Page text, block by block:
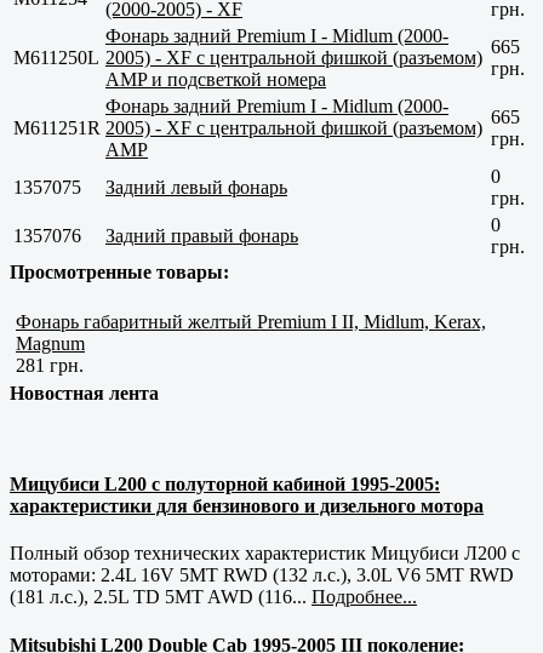
(2000-2005) - XF
грн.
M611250L
Фонарь задний Premium I - Midlum (2000-
2005) - XF с центральной фишкой (разъемом)
AMP и подсветкой номера
665
грн.
M611251R
Фонарь задний Premium I - Midlum (2000-
2005) - XF с центральной фишкой (разъемом)
AMP
665
грн.
1357075 Задний левый фонарь
0
грн.
1357076
Задний правый фонарь
0
грн.
Просмотренные товары:
Фонарь габаритный желтый Premium I II, Midlum, Kerax,
Magnum
281 грн.
Новостная лента
Мицубиси L200 с полуторной кабиной 1995-2005:
характеристики для бензинового и дизельного мотора
Полный обзор технических характеристик Мицубиси Л200 с
моторами: 2.4L 16V 5MT RWD (132 л.с.), 3.0L V6 5MT RWD
(181 л.с.), 2.5L TD 5MT AWD (116... Подробнее...
Mitsubishi L200 Double Cab 1995-2005 III поколение: